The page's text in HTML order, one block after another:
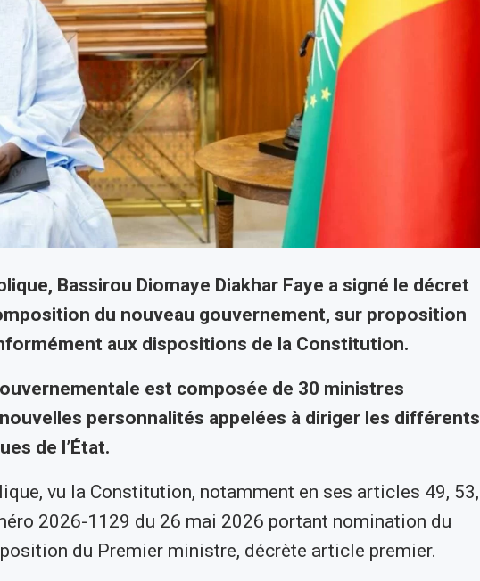
Bassirou Diomaye Diakhar Faye a signé le décret
du nouveau gouvernement, sur proposition
aux dispositions de la Constitution.
est composée de 30 ministres
personnalités appelées à diriger les différents
de l’État.
vu la Constitution, notamment en ses articles 49, 53,
2026-1129 du 26 mai 2026 portant nomination du
du Premier ministre, décrète article premier.